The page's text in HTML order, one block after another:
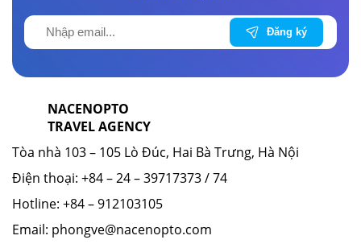
NACENOPTO
TRAVEL AGENCY
Tòa nhà 103 – 105 Lò Đúc, Hai Bà Trưng, Hà Nội
Điện thoại: +84 – 24 – 39717373 / 74
Hotline: +84 – 912103105
Email: phongve@nacenopto.com